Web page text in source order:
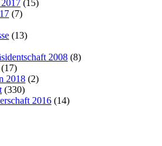
(15)
(7)
(13)
2008 (8)
(17)
2018 (2)
(330)
2016 (14)